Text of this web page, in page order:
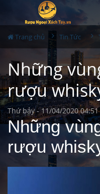
Trang chủ Tin Tức
Những
rượu
Thứ bảy - 11/04/2020 04:51
Những
rượu